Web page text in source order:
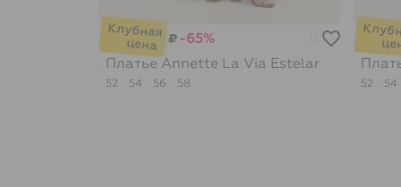
₽ -65%
Платье Annette La Via Estelar
52 54 56 58 52 54